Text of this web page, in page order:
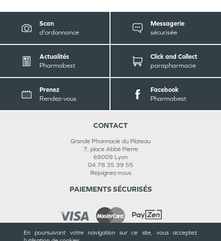
En poursuivant votre navigation sur ce site, vous acceptez
Scan
d'ordonnance
Messagerie
sécurisée
Actualités
Pharmabest
Click and Collect
parapharmacie
Prenez
Rendez-vous
Facebook
Pharmabest
CONTACT
Grande Pharmacie du Plateau
7, place Abbé Pierre
69009 Lyon
04 78 35 39 55
Rejoignez-nous
PAIEMENTS SÉCURISÉS